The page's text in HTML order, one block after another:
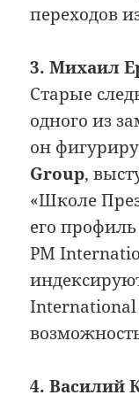
переходов
3. Михаил
Старые
одного из
он
Group,
«Школе
его
PM
4. Василий